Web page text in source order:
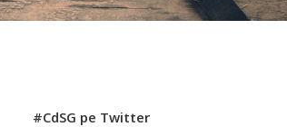
#CdSG pe Twitter